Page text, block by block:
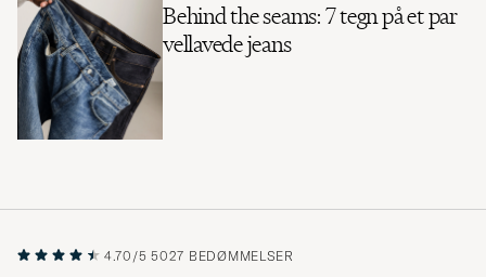
Behind the seams: 7 tegn på et par
vellavede jeans
4.70/5 5027 BEDØMMELSER